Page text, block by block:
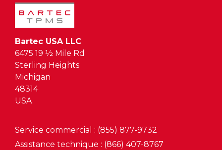
Bartec USA LLC
6475 19 ½ Mile Rd
Sterling Heights
Michigan
48314
USA
Service commercial : (855) 877-9732
Assistance technique : (866) 407-8767